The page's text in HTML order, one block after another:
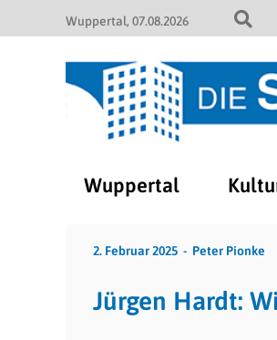
Wuppertal 07.08.2026
Wuppertal
2. Februar 2025 Peter Pionke
Jürgen Hardt: